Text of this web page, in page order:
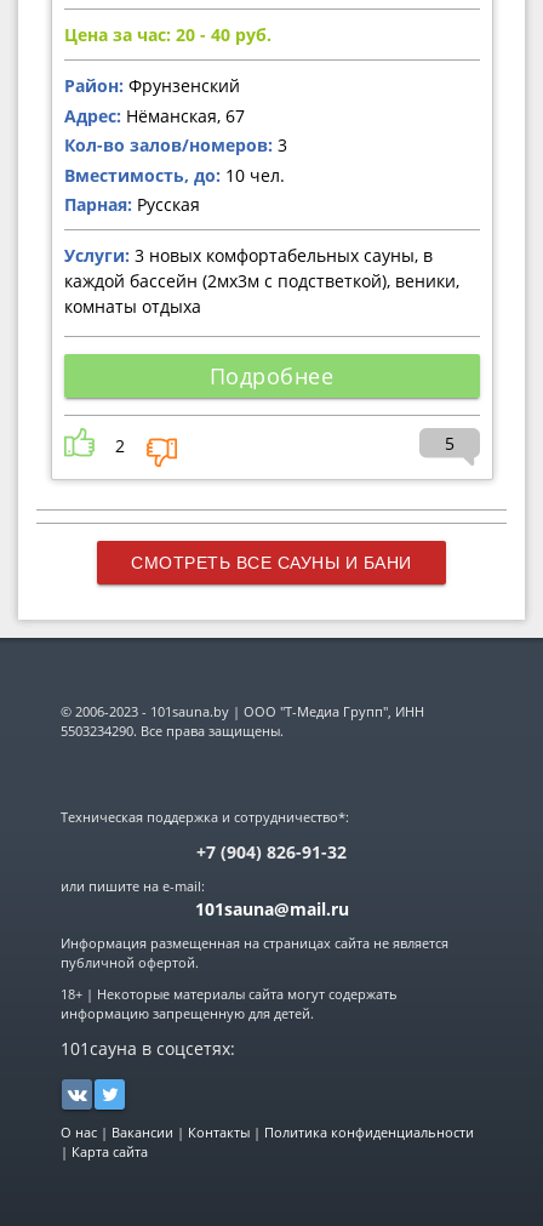
Цена за час: 20 - 40 руб.
Район: Фрунзенский
Адрес: Нёманская, 67
Кол-во залов/номеров: 3
Вместимость, до: 10 чел.
Парная: Русская
Услуги: 3 новых комфортабельных сауны, в
каждой бассейн (2мх3м с подстветкой), веники,
комнаты отдыха
Подробнее
2 5
СМОТРЕТЬ ВСЕ САУНЫ И БАНИ
© 2006-2023 - 101sauna.by | ООО "Т-Медиа Групп", ИНН
5503234290. Все права защищены.
Техническая поддержка и сотрудничество*:
+7 (904) 826-91-32
или пишите на e-mail:
101sauna@mail.ru
Информация размещенная на страницах сайта не является
публичной офертой.
18+ | Некоторые материалы сайта могут содержать
информацию запрещенную для детей.
101сауна в соцсетях:
О нас | Вакансии | Контакты | Политика конфиденциальности
| Карта сайта